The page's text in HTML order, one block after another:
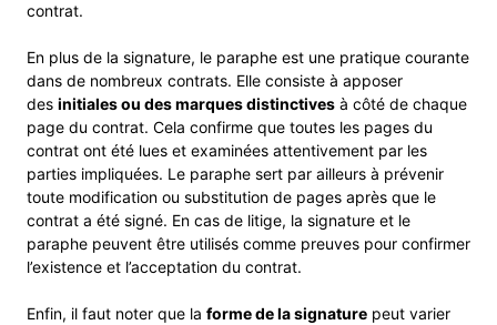
contrat.
En plus de la signature, le paraphe est une pratique courante
dans de nombreux contrats. Elle consiste à apposer
des initiales ou des marques distinctives à côté de chaque
page du contrat. Cela confirme que toutes les pages du
contrat ont été lues et examinées attentivement par les
parties impliquées. Le paraphe sert par ailleurs à prévenir
toute modification ou substitution de pages après que le
contrat a été signé. En cas de litige, la signature et le
paraphe peuvent être utilisés comme preuves pour confirmer
l’existence et l’acceptation du contrat.
Enfin, il faut noter que la forme de la signature peut varier